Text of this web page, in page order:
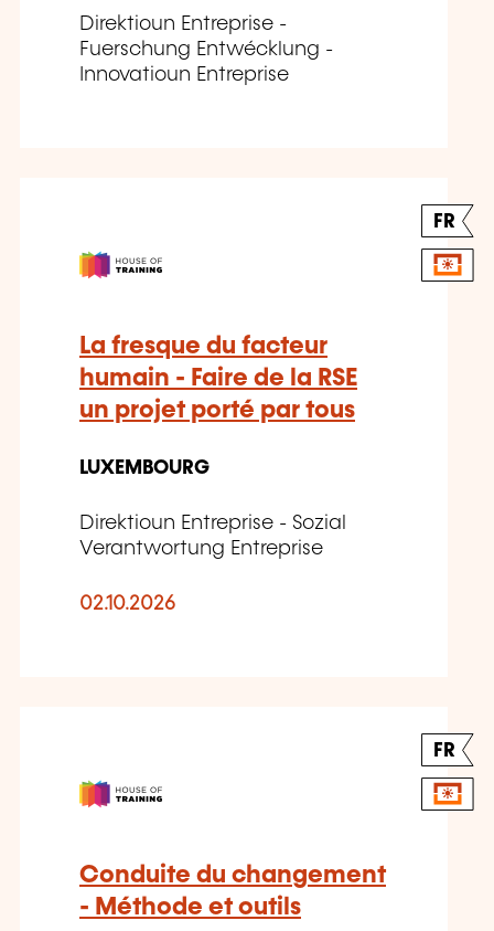
Direktioun Entreprise -
Fuerschung Entwécklung -
Innovatioun Entreprise
FR
La fresque du facteur
humain - Faire de la RSE
un projet porté par tous
LUXEMBOURG
Direktioun Entreprise - Sozial
Verantwortung Entreprise
02.10.2026
FR
Conduite du changement
- Méthode et outils